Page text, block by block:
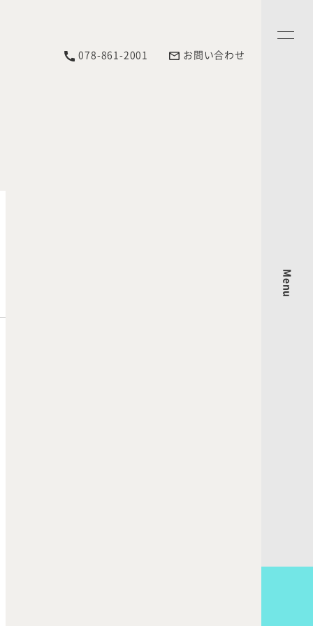
078-861-2001 お問い合わせ
Menu